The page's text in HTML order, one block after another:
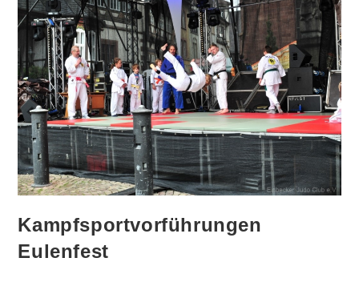
Kampfsportvorführungen
Eulenfest